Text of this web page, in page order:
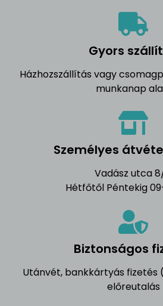
Gyors
Házhozszállítás vagy
munkanap
Személyes
Vadász utca
Hétfőtől Péntekig
Biztonságos
Utánvét, bankkártyás fizetés
előreutalás